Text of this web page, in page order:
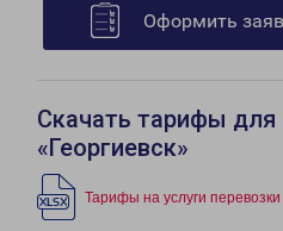
Оформить
Скачать тарифы для
«Георгиевск»
Тарифы на услуги перевозки